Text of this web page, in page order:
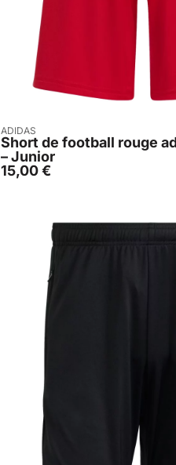
ADIDAS
Short de football rouge
– Junior
15,00€